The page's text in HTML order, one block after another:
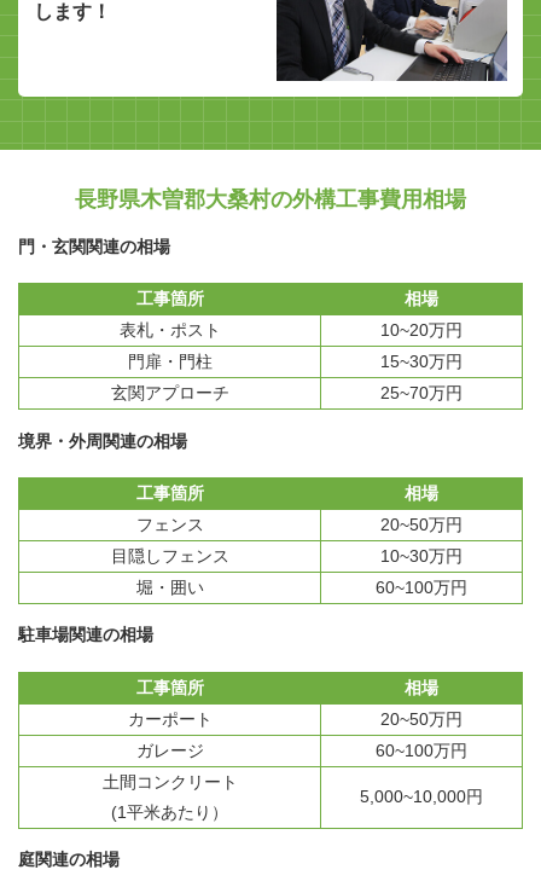
します！
長野県木曽郡大桑村の外構工事費用相場
門・玄関関連の相場
工事箇所
相場
表札・ポスト
10~20万円
門扉・門柱
15~30万円
玄関アプローチ
25~70万円
境界・外周関連の相場
工事箇所
相場
フェンス
20~50万円
目隠しフェンス
10~30万円
堀・囲い
60~100万円
駐車場関連の相場
工事箇所
相場
カーポート
20~50万円
ガレージ
60~100万円
土間コンクリート
(1平米あたり）
5,000~10,000円
庭関連の相場